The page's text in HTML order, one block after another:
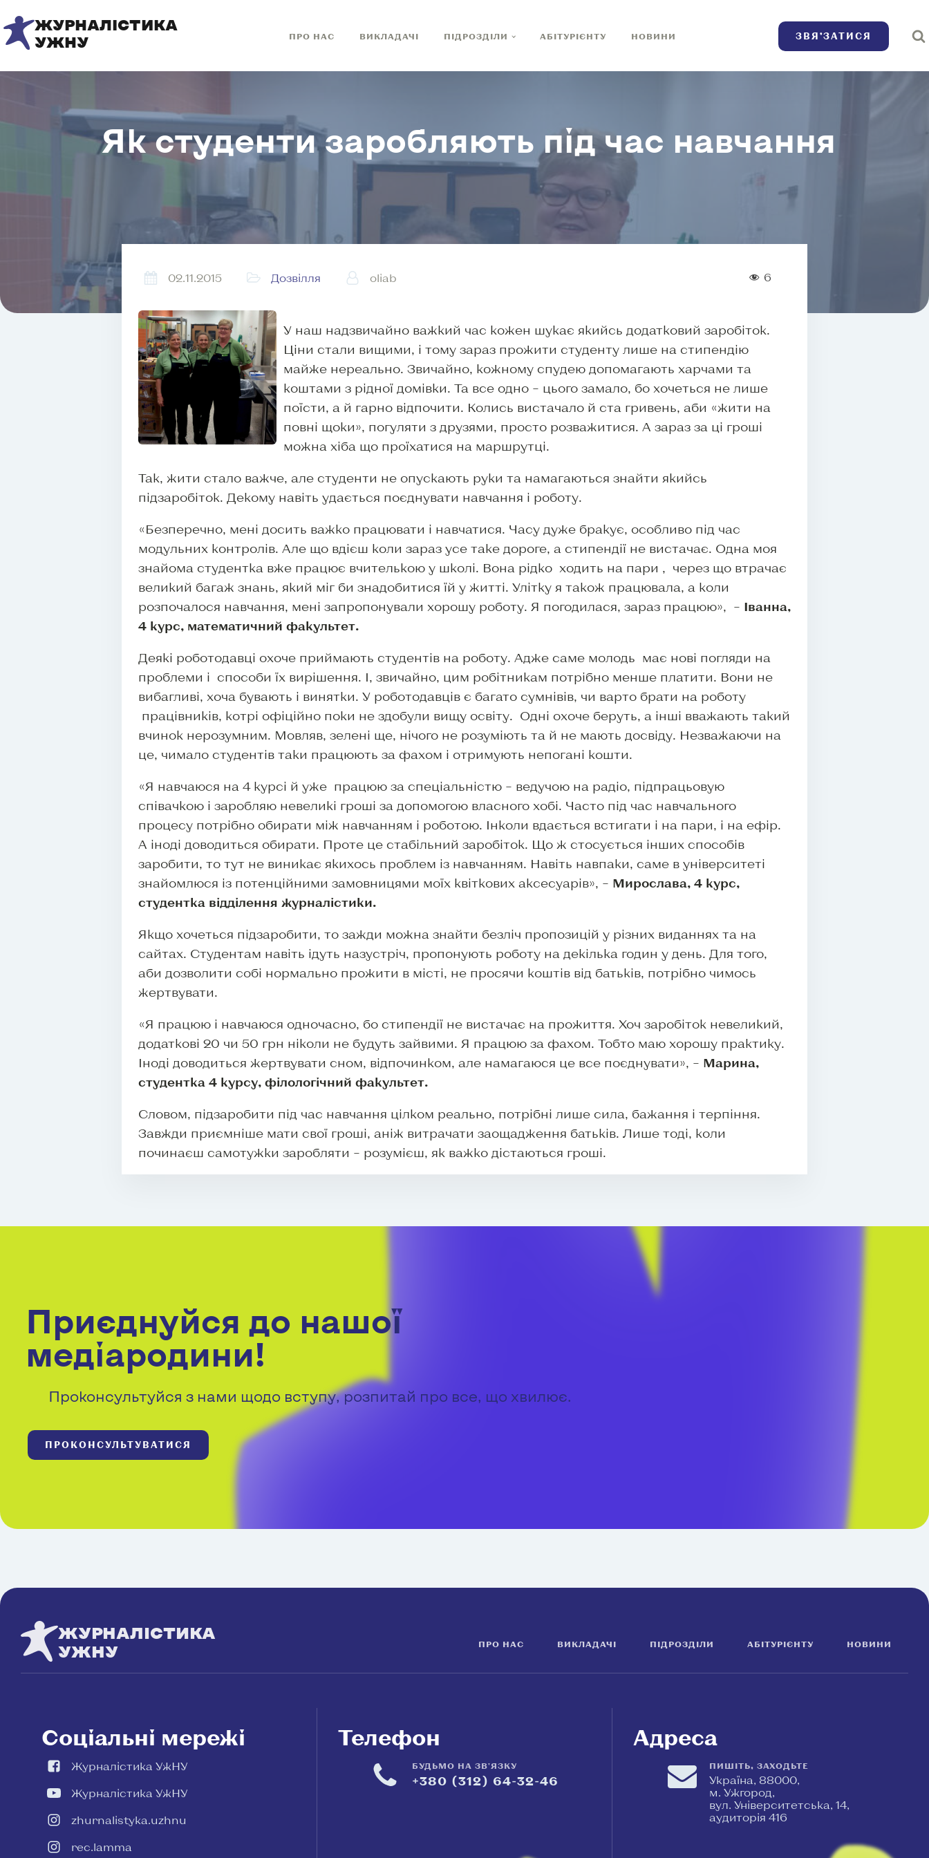
ЖУРНАЛІСТИКА
УЖНУ
ПРО НАС ВИКЛАДАЧІ ПІДРОЗДІЛИ АБІТУРІЄНТУ НОВИНИ ЗВЯ’ЗАТИСЯ
Як студенти заробляють під час навчання
02.11.2015 Дозвілля oliab 6
У наш надзвичайно важкий час кожен шукає якийсь додатковий заробіток.
Ціни стали вищими, і тому зараз прожити студенту лише на стипендію
майже нереально. Звичайно, кожному спудею допомагають харчами та
коштами з рідної домівки. Та все одно – цього замало, бо хочеться не лише
поїсти, а й гарно відпочити. Колись вистачало й ста гривень, аби «жити на
повні щоки», погуляти з друзями, просто розважитися. А зараз за ці гроші
можна хіба що проїхатися на маршрутці.
Так, жити стало важче, але студенти не опускають руки та намагаються знайти якийсь
підзаробіток. Декому навіть удається поєднувати навчання і роботу.
«Безперечно, мені досить важко працювати і навчатися. Часу дуже бракує, особливо під час
модульних контролів. Але що вдієш коли зараз усе таке дороге, а стипендії не вистачає. Одна моя
знайома студентка вже працює вчителькою у школі. Вона рідко ходить на пари , через що втрачає
великий багаж знань, який міг би знадобитися їй у житті. Улітку я також працювала, а коли
розпочалося навчання, мені запропонували хорошу роботу. Я погодилася, зараз працюю», – Іванна,
4 курс, математичний факультет.
Деякі роботодавці охоче приймають студентів на роботу. Адже саме молодь має нові погляди на
проблеми і способи їх вирішення. І, звичайно, цим робітникам потрібно менше платити. Вони не
вибагливі, хоча бувають і винятки. У роботодавців є багато сумнівів, чи варто брати на роботу
працівників, котрі офіційно поки не здобули вищу освіту. Одні охоче беруть, а інші вважають такий
вчинок нерозумним. Мовляв, зелені ще, нічого не розуміють та й не мають досвіду. Незважаючи на
це, чимало студентів таки працюють за фахом і отримують непогані кошти.
«Я навчаюся на 4 курсі й уже працюю за спеціальністю – ведучою на радіо, підпрацьовую
співачкою і заробляю невеликі гроші за допомогою власного хобі. Часто під час навчального
процесу потрібно обирати між навчанням і роботою. Інколи вдається встигати і на пари, і на ефір.
А іноді доводиться обирати. Проте це стабільний заробіток. Що ж стосується інших способів
заробити, то тут не виникає якихось проблем із навчанням. Навіть навпаки, саме в університеті
знайомлюся із потенційними замовницями моїх квіткових аксесуарів», – Мирослава, 4 курс,
студентка відділення журналістики.
Якщо хочеться підзаробити, то зажди можна знайти безліч пропозицій у різних виданнях та на
сайтах. Студентам навіть ідуть назустріч, пропонують роботу на декілька годин у день. Для того,
аби дозволити собі нормально прожити в місті, не просячи коштів від батьків, потрібно чимось
жертвувати.
«Я працюю і навчаюся одночасно, бо стипендії не вистачає на прожиття. Хоч заробіток невеликий,
додаткові 20 чи 50 грн ніколи не будуть зайвими. Я працюю за фахом. Тобто маю хорошу практику.
Іноді доводиться жертвувати сном, відпочинком, але намагаюся це все поєднувати», – Марина,
студентка 4 курсу, філологічний факультет.
Словом, підзаробити під час навчання цілком реально, потрібні лише сила, бажання і терпіння.
Завжди приємніше мати свої гроші, аніж витрачати заощадження батьків. Лише тоді, коли
починаєш самотужки заробляти – розумієш, як важко дістаються гроші.
Приєднуйся до нашої
медіародини!
Проконсультуйся з нами щодо вступу, розпитай про все, що хвилює.
ПРОКОНСУЛЬТУВАТИСЯ
ЖУРНАЛІСТИКА
УЖНУ
ПРО НАС ВИКЛАДАЧІ ПІДРОЗДІЛИ АБІТУРІЄНТУ НОВИНИ
Соціальні мережі
Журналістика УжНУ
Журналістика УжНУ
zhurnalistyka.uzhnu
rec.lamma
Телефон
БУДЬМО НА ЗВ'ЯЗКУ
+380 (312) 64-32-46
Адреса
ПИШІТЬ, ЗАХОДЬТЕ
Україна, 88000,
м. Ужгород,
вул. Університетська, 14,
аудиторія 416